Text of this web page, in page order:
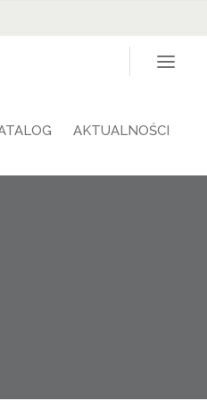
AKTUALNOŚCI